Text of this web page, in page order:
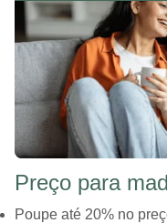
Preço para
Poupe até 20% no